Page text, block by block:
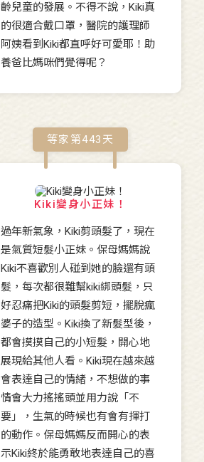
齡兒童的發展。不得不說，Kiki真
的很適合戴口罩，醫院的護理師
阿姨看到Kiki都直呼好可愛耶！助
養爸比媽咪們覺得呢？
等家第443 天
Kiki變身小正妹！
過年新氣象，Kiki剪頭髮了，現在
是氣質短髮小正妹。保母媽媽說
Kiki不喜歡別人碰到她的臉還有頭
髮，每次都很難幫kiki綁頭髮，只
好忍痛把Kiki的頭髮剪短，擺脫瘋
婆子的造型。Kiki換了新髮型後，
都會摸摸自己的小短髮，開心地
展現給其他人看。Kiki現在越來越
會表達自己的情緒，不想做的事
情會大力搖搖頭並用力說「不
要」，生氣的時候也有會有揮打
的動作。保母媽媽反而開心的表
示Kiki終於能勇敢地表達自己的喜